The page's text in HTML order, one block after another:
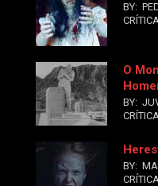
BY:
O
BY:
BY: